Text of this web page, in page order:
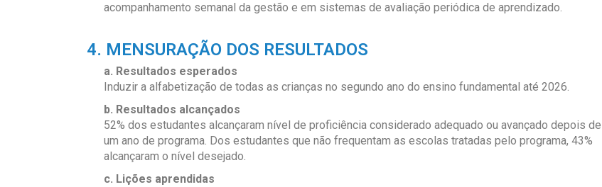
acompanhamento semanal da gestão e em sistemas de avaliação periódica de aprendizado.
4. MENSURAÇÃO DOS RESULTADOS
a. Resultados esperados
Induzir a alfabetização de todas as crianças no segundo ano do ensino fundamental até 2026.
b. Resultados alcançados
52% dos estudantes alcançaram nível de proficiência considerado adequado ou avançado depois de
um ano de programa. Dos estudantes que não frequentam as escolas tratadas pelo programa, 43%
alcançaram o nível desejado.
c. Lições aprendidas